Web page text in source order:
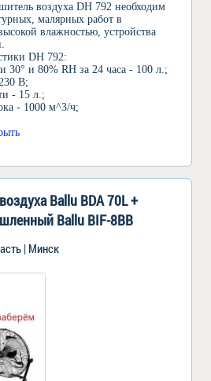
воздуха DH 792 необходим
малярных работ в
влажностью, устройства
DH 792:
30° и 80% RH за 24 часа - 100 л.;
В;
- 15 л.;
- 1000 м^3/ч;
Ballu BDA 70L +
Ballu BIF-8BB
| Минск